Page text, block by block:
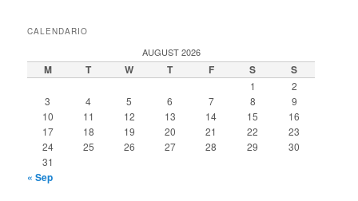
CALENDARIO
AUGUST 2026
M T W T F S S
1
2
3
4 5 6 7 8
9
10
11 12 13 14 15
16
17
18 19 20 21 22
23
24
25 26 27 28 29
30
31
« Sep